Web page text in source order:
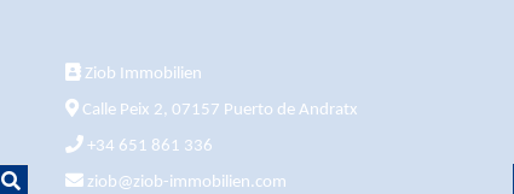
Ziob Immobilien
Calle Peix 2, 07157 Puerto de Andratx
+34 651 861 336
ziob@ziob-immobilien.com